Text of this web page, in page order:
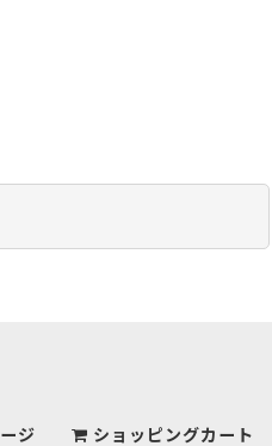
ジ ショッピングカート